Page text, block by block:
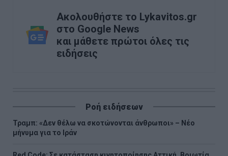
Ακολουθήστε το Lykavitos.gr
στο Google News
και μάθετε πρώτοι όλες τις
ειδήσεις
Ροή ειδήσεων
Τραμπ: «Δεν θέλω να σκοτώνονται άνθρωποι» – Νέο
μήνυμα για το Ιράν